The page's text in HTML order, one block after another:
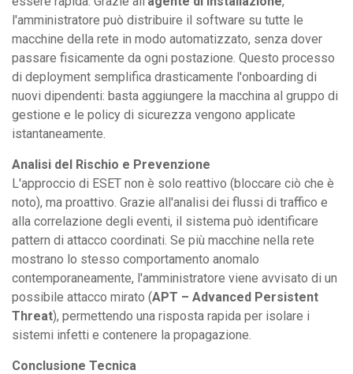
l'amministratore può distribuire il software su tutte le
macchine della rete in modo automatizzato, senza dover
passare fisicamente da ogni postazione. Questo processo
di deployment semplifica drasticamente l'onboarding di
nuovi dipendenti: basta aggiungere la macchina al gruppo di
gestione e le policy di sicurezza vengono applicate
istantaneamente.
Analisi del Rischio e Prevenzione
L'approccio di ESET non è solo reattivo (bloccare ciò che è
noto), ma proattivo. Grazie all'analisi dei flussi di traffico e
alla correlazione degli eventi, il sistema può identificare
pattern di attacco coordinati. Se più macchine nella rete
mostrano lo stesso comportamento anomalo
contemporaneamente, l'amministratore viene avvisato di un
possibile attacco mirato (APT – Advanced Persistent
Threat), permettendo una risposta rapida per isolare i
sistemi infetti e contenere la propagazione.
Conclusione Tecnica